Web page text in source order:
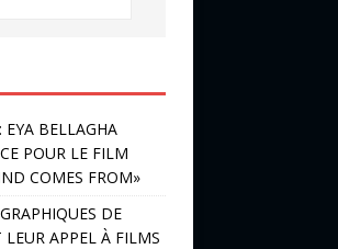
BELLAGHA
POUR LE FILM
COMES FROM»
DE
LEUR APPEL À FILMS